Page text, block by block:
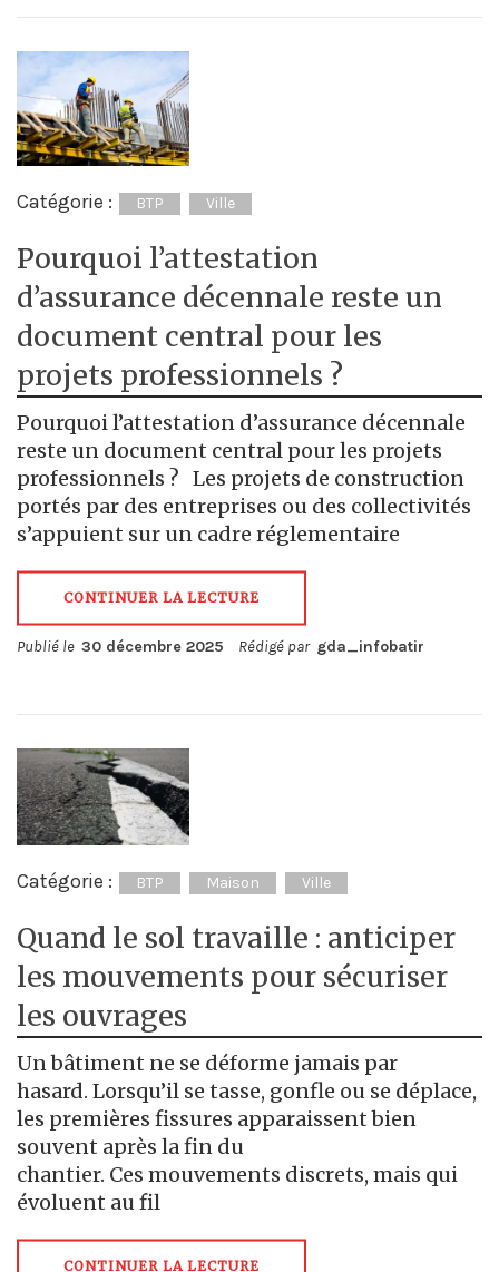
Catégorie : BTP Ville
Pourquoi l’attestation
d’assurance décennale reste un
document central pour les
projets professionnels ?
Pourquoi l’attestation d’assurance décennale
reste un document central pour les projets
professionnels ? Les projets de construction
portés par des entreprises ou des collectivités
s’appuient sur un cadre réglementaire
CONTINUER LA LECTURE
Publié le 30 décembre 2025 Rédigé par gda_infobatir
Catégorie : BTP Maison Ville
Quand le sol travaille : anticiper
les mouvements pour sécuriser
les ouvrages
Un bâtiment ne se déforme jamais par
hasard. Lorsqu’il se tasse, gonfle ou se déplace,
les premières fissures apparaissent bien
souvent après la fin du
chantier. Ces mouvements discrets, mais qui
évoluent au fil
CONTINUER LA LECTURE